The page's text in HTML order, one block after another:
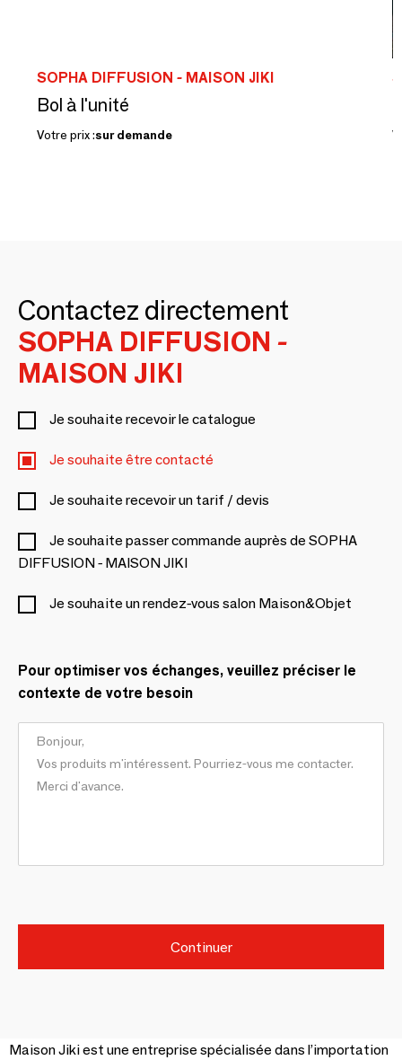
SOPHA DIFFUSION - MAISON JIKI
Bol à l'unité
Votre prix :sur demande
Contactez directement
SOPHA DIFFUSION -
MAISON JIKI
Je souhaite recevoir le catalogue
Je souhaite être contacté
Je souhaite recevoir un tarif / devis
Je souhaite passer commande auprès de SOPHA
DIFFUSION - MAISON JIKI
Je souhaite un rendez-vous salon Maison&Objet
Pour optimiser vos échanges, veuillez préciser le
contexte de votre besoin
Continuer
Maison Jiki est une entreprise spécialisée dans l’importation